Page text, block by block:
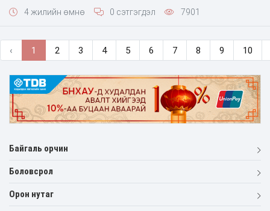
хүрч ширүүсэн цасан болон шороон шуурга шуурч болзошгүй
4 жилийн өмнө 0 сэтгэгдэл 7901
‹ 1 2 3 4 5 6 7 8 9 10
Байгаль орчин
Боловсрол
Орон нутаг